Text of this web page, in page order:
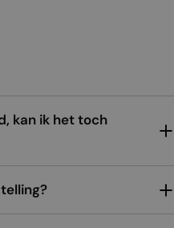
kan ik het toch